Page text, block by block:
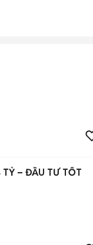
– ĐẦU TƯ TỐT